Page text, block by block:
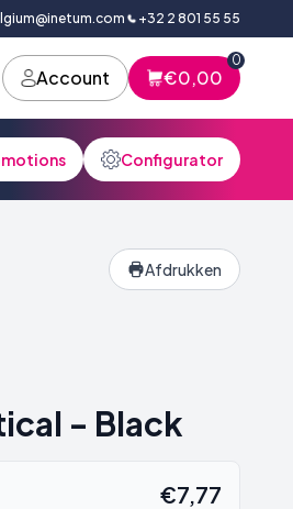
+32 2 801 55 55
Account €0,00
0
Configurator
Afdrukken
- Black
€7,77